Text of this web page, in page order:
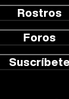
Rostros
Foros
Suscríbete